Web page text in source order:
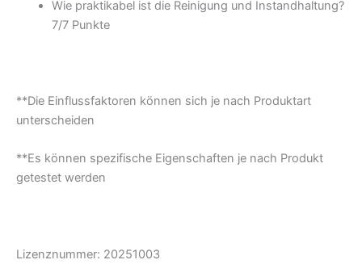
Wie praktikabel ist die Reinigung und Instandhaltung?
7/7 Punkte
**Die Einflussfaktoren können sich je nach Produktart
unterscheiden
**Es können spezifische Eigenschaften je nach Produkt
getestet werden
Lizenznummer: 20251003